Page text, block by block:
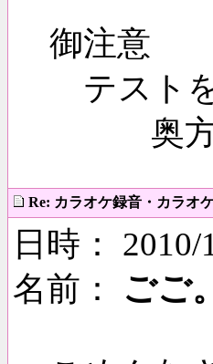
御注意
テスト
奥方様
Re: カラオケ録音・カラオ
日時： 2010/
名前： ごご。